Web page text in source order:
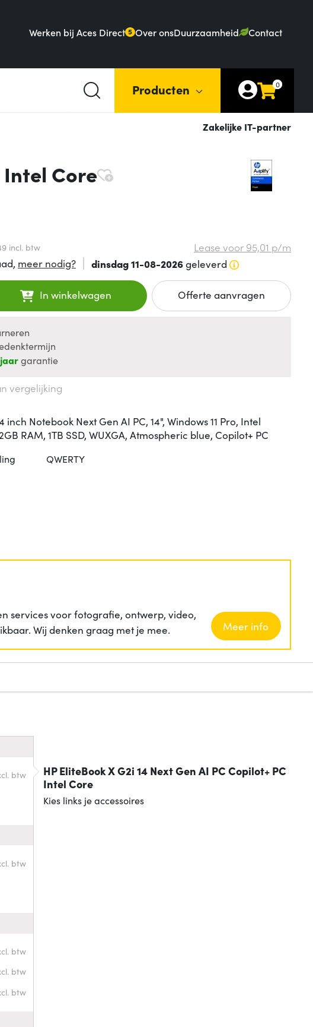
Werken bij Aces Direct 5 Over onsDuurzaamheid Contact
Producten 0
Zakelijke IT-partner
Intel Core
incl. btw Lease voor 95,01 p/m
meer nodig? dinsdag 11-08-2026geleverd
In winkelwagen Offerte aanvragen
garantie
vergelijking
inch Notebook Next Gen AI PC, 14", Windows 11 Pro, Intel
RAM, 1TB SSD, WUXGA, Atmospheric blue, Copilot+ PC
QWERTY
services voor fotografie, ontwerp, video,
Wij denken graag met je mee.
Meer info
btw
btw
btw
btw
btw
HP EliteBook X G2i 14 Next Gen AI PC Copilot+ PC
Intel Core
Kies links je accessoires